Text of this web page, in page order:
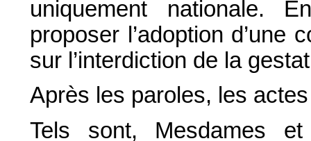
uniquement nationale.
proposer l’adoption d’une
sur l’interdiction de la
Après les paroles, les
Tels sont, Mesdames